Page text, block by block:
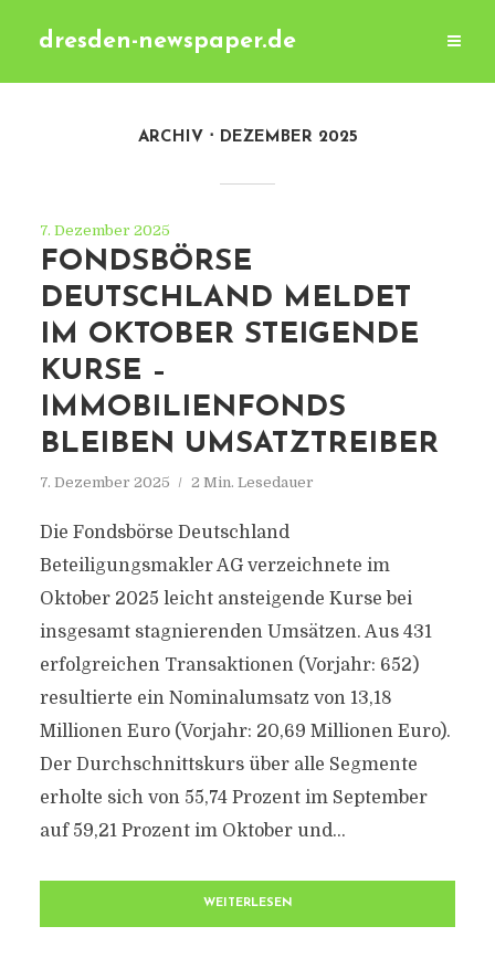
dresden-newspaper.de
ARCHIV DEZEMBER 2025
7. Dezember 2025
FONDSBÖRSE
DEUTSCHLAND MELDET
IM OKTOBER STEIGENDE
KURSE –
IMMOBILIENFONDS
BLEIBEN UMSATZTREIBER
7. Dezember 2025 2 Min. Lesedauer
Die Fondsbörse Deutschland
Beteiligungsmakler AG verzeichnete im
Oktober 2025 leicht ansteigende Kurse bei
insgesamt stagnierenden Umsätzen. Aus 431
erfolgreichen Transaktionen (Vorjahr: 652)
resultierte ein Nominalumsatz von 13,18
Millionen Euro (Vorjahr: 20,69 Millionen Euro).
Der Durchschnittskurs über alle Segmente
erholte sich von 55,74 Prozent im September
auf 59,21 Prozent im Oktober und...
WEITERLESEN